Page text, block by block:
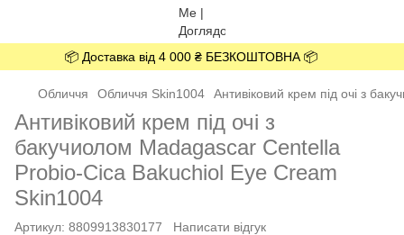
📦 Доставка від 4 000 ₴ БЕЗКОШТОВНА 📦
Обличчя Обличчя Skin1004 Антивіковий крем під очі з
Антивіковий крем під очі з
бакучиолом Madagascar Centella
Probio-Cica Bakuchiol Eye Cream
Skin1004
Артикул: 8809913830177 Написати відгук